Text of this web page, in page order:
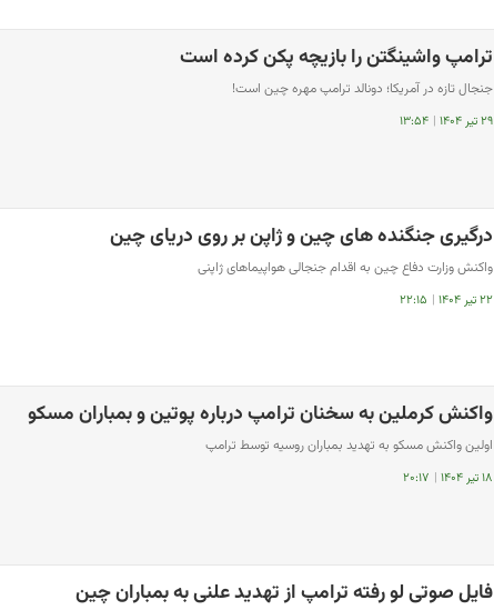
ترامپ واشینگتن را بازیچه پکن کرده است
جنجال تازه در آمریکا؛ دونالد ترامپ مهره چین است!
۲۹ تیر ۱۴۰۴ | ۱۳:۵۴
درگیری جنگنده های چین و ژاپن بر روی دریای چین
واکنش وزارت دفاع چین به اقدام جنجالی هواپیماهای ژاپنی
۲۲ تیر ۱۴۰۴ | ۲۲:۱۵
واکنش کرملین به سخنان ترامپ درباره پوتین و بمباران مسکو
اولین واکنش مسکو به تهدید بمباران روسیه توسط ترامپ
۱۸ تیر ۱۴۰۴ | ۲۰:۱۷
فایل صوتی لو رفته ترامپ از تهدید علنی به بمباران چین